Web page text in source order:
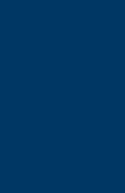
little in June;
#JOLTS